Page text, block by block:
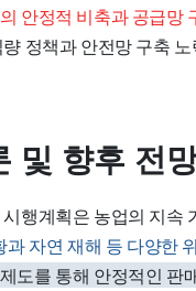
안정적 비축과 공급망
정책과 안전망 구축
및 향후 전
행계획은 농업의 지속
과 자연 재해 등 다양한
도를 통해 안정적인 판